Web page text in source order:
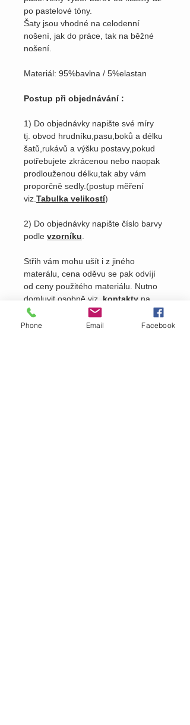
po pastelové tóny.
Šaty jsou vhodné na celodenní
nošení, jak do práce, tak na běžné
nošení.
Materiál: 95%bavlna / 5%elastan
Postup při objednávání :
1) Do objednávky napište své míry
tj. obvod hrudníku,pasu,boků a délku
šatů,rukávů a výšku postavy,pokud
potřebujete zkrácenou nebo naopak
prodlouženou délku,tak aby vám
proporčně sedly.(postup měření
viz.Tabulka velikostí)
2) Do objednávky napište číslo barvy
podle vzorníku.
Střih vám mohu ušít i z jiného
materálu, cena oděvu se pak odvíjí
od ceny použitého materiálu. Nutno
domluvit osobně viz. kontakty na
našem webu.
Phone Email Facebook